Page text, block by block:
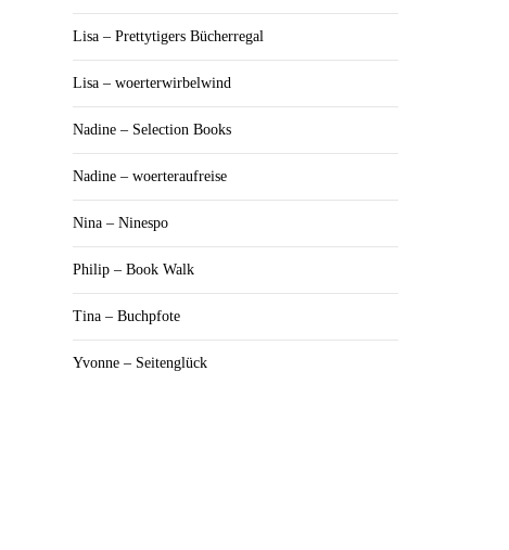
Lisa – Prettytigers Bücherregal
Lisa – woerterwirbelwind
Nadine – Selection Books
Nadine – woerteraufreise
Nina – Ninespo
Philip – Book Walk
Tina – Buchpfote
Yvonne – Seitenglück